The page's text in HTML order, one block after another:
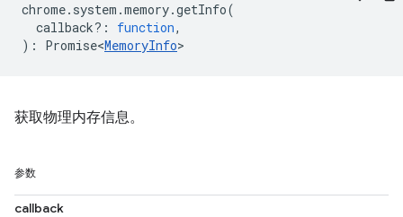
chrome. system .memory.getInfo(
callback? : function,
) : Promise<MemoryInfo>
获取物理内存信息。
参数
callback